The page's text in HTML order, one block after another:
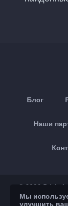
Блог
Наши
© 2026 Brickoft
Мы
улучшить